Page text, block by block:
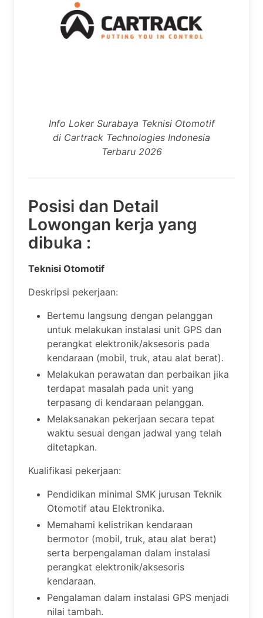
Info Loker Surabaya Teknisi Otomotif
di Cartrack Technologies Indonesia
Terbaru 2026
Posisi dan Detail
Lowongan kerja yang
dibuka :
Teknisi Otomotif
Deskripsi pekerjaan:
Bertemu langsung dengan pelanggan
untuk melakukan instalasi unit GPS dan
perangkat elektronik/aksesoris pada
kendaraan (mobil, truk, atau alat berat).
Melakukan perawatan dan perbaikan jika
terdapat masalah pada unit yang
terpasang di kendaraan pelanggan.
Melaksanakan pekerjaan secara tepat
waktu sesuai dengan jadwal yang telah
ditetapkan.
Kualifikasi pekerjaan:
Pendidikan minimal SMK jurusan Teknik
Otomotif atau Elektronika.
Memahami kelistrikan kendaraan
bermotor (mobil, truk, atau alat berat)
serta berpengalaman dalam instalasi
perangkat elektronik/aksesoris
kendaraan.
Pengalaman dalam instalasi GPS menjadi
nilai tambah.